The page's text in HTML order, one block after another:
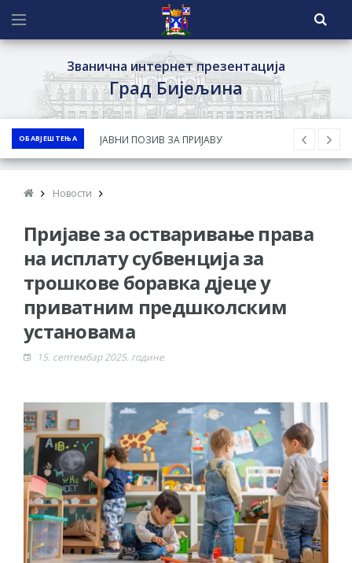
Званична интернет презентација
Град Бијељина
ОБАВЈЕШТЕЊА
ЈАВНИ ПОЗИВ ЗА ПРИЈАВУ
НЕПРОПИСНОГ ОДЛАГАЊА ОТПАДА УЗ
БЕСПОВРАТНИХ СРЕДСТАВА ЗА
СУФИНАНСИРАЊЕ КУПОВИНЕ СЕОСКЕ
КУЋЕ СА ОКУЋНИЦОМ НА ТЕРИТОРИЈИ
ГРАДА БИЈЕЉИНА ЗА 2026. ГОДИНУ
Обавјештење за предузетника - Ненад
Нукић
ПРЕЛИМИНАРНA РАНГ ЛИСТA
НА ГРАДСКИ МЈЕСЕЧНИ БОРАЧКИ
ДОДАТАК ЗА ДЕМОБИЛИСАНЕ БОРЦЕ
ВОЈСКЕ РЕПУБЛИКЕ СРПСКЕ У СТАЊУ
СОЦИЈАЛНЕ ПОТРЕБЕ
Обрасци захтјева за регресирано
гориво доступни од 13. марта до 15.
новембра
Новости
Пријаве за остваривање права
на исплату субвенција за
трошкове боравка дјеце у
приватним предшколским
установама
15. септембар 2025. године